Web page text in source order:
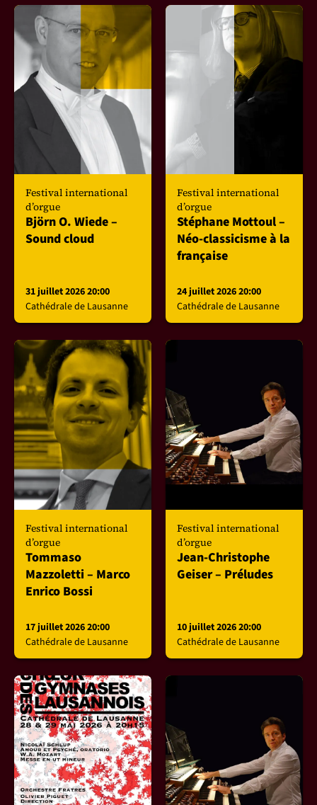
Festival international
d’orgue
Björn O. Wiede –
Sound cloud
31 juillet 2026 20:00
Cathédrale de Lausanne
Festival international
d’orgue
Stéphane Mottoul –
Néo-classicisme à la
française
24 juillet 2026 20:00
Cathédrale de Lausanne
Festival international
d’orgue
Tommaso
Mazzoletti – Marco
Enrico Bossi
17 juillet 2026 20:00
Cathédrale de Lausanne
Festival international
d’orgue
Jean-Christophe
Geiser – Préludes
10 juillet 2026 20:00
Cathédrale de Lausanne